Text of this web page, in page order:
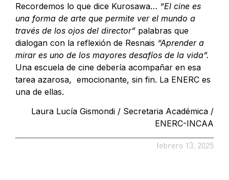
Recordemos lo que dice Kurosawa… “El cine es
una forma de arte que permite ver el mundo a
través de los ojos del director” palabras que
dialogan con la reflexión de Resnais “Aprender a
mirar es uno de los mayores desafíos de la vida”.
Una escuela de cine debería acompañar en esa
tarea azarosa, emocionante, sin fin. La ENERC es
una de ellas.
Laura Lucía Gismondi / Secretaria Académica /
ENERC-INCAA
febrero 13, 2025